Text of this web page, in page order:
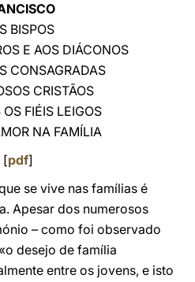
BISPOS
E AOS DIÁCONOS
CONSAGRADAS
CRISTÃOS
FIÉIS LEIGOS
NA FAMÍLIA
[pdf]
se vive nas famílias é
Apesar dos numerosos
– como foi observado
desejo de família
entre os jovens, e isto